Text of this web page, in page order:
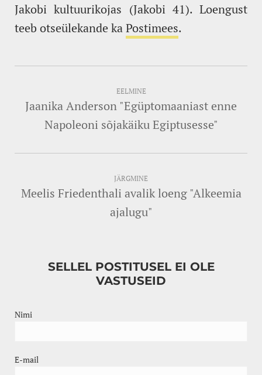
Jakobi kultuurikojas (Jakobi 41). Loengust
teeb otseülekande kaPostimees.
EELMINE
Jaanika Anderson "Egüptomaaniast enne
Napoleoni sõjakäiku Egiptusesse"
JÄRGMINE
Meelis Friedenthali avalik loeng "Alkeemia
ajalugu"
SELLEL POSTITUSEL EI OLE
VASTUSEID
Nimi
E-mail